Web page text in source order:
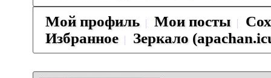
Мой профиль
Мои посты
Избранное
Зеркало